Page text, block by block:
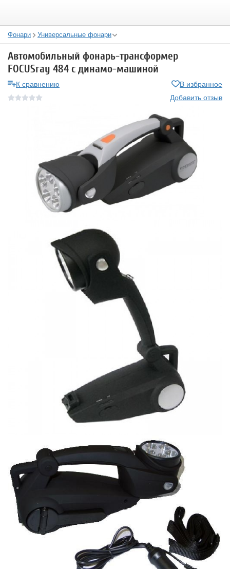
Фонари Универсальные фонари
Автомобильный фонарь-трансформер
FOCUSray 484 с динамо-машиной
К сравнению
В избранное
Добавить отзыв